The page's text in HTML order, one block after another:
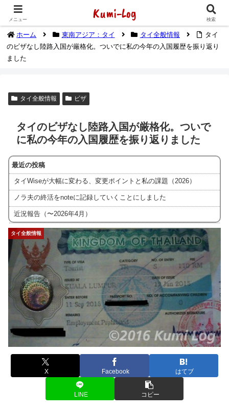
2014年1月から海外放浪（デジタルノマド）してます
ホーム 東南アジア：タイ タイ全般情報
タイ
のビザなし陸路入国が厳格化。ついでに私の今年の入国履歴を振り返り
ました
タイ全般情報 ビザ
タイのビザなし陸路入国が厳格化。ついで
に私の今年の入国履歴を振り返りました
最近の投稿
タイWiseが大幅に変わる、変更ポイントと私の課題（2026）
ノラ夫の終活をnoteに記録していくことにしました
近況報告（〜2026年4月）
タイ全般情報
X Facebook はてブ
LINE コピー
メニュー Kumi-Log 検索